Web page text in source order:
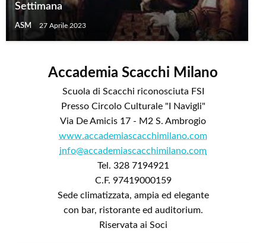
Settimana
ASM 27 Aprile 2023
Accademia Scacchi Milano
Scuola di Scacchi riconosciuta FSI
Presso Circolo Culturale "I Navigli"
Via De Amicis 17 - M2 S. Ambrogio
www.accademiascacchimilano.com
info@accademiascacchimilano.com
Tel. 328 7194921
C.F. 97419000159
Sede climatizzata, ampia ed elegante
con bar, ristorante ed auditorium.
Riservata ai Soci